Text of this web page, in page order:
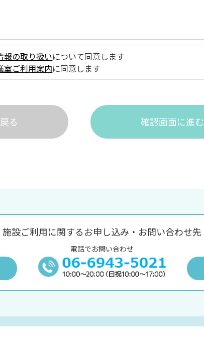
報の取り扱いについて同意します
室ご利用案内に同意します
戻る 確認画面に進む
施設ご利用に関するお申し込み・お問い合わせ先
電話でお問い合わせ